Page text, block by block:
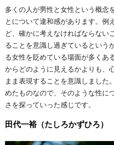
多くの人が男性と女性という概念
とについて違和感があります。例
ど、確かに考えなければならない
ることを意識し過ぎているという
る女性を貶めている場面が多くあ
からどのように見えるかよりも、
まま表現することを意識しました
めたものなので、そのような性に
さを探っていった感じです。
田代一裕（たしろかずひろ）